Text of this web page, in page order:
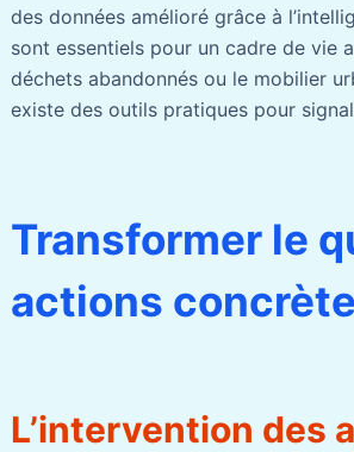
des données amélioré grâce à
sont essentiels pour un cadre de vie
déchets abandonnés ou le mobilier
existe des outils pratiques pour
Transformer le
actions
L’intervention des